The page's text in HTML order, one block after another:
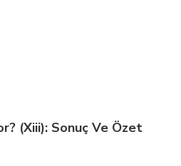
(Xiii): Sonuç Ve Özet